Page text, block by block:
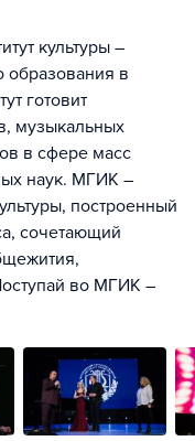
культуры –
образования в
готовит
музыкальных
в сфере масс
наук. МГИК –
построенный
сочетающий
во МГИК –